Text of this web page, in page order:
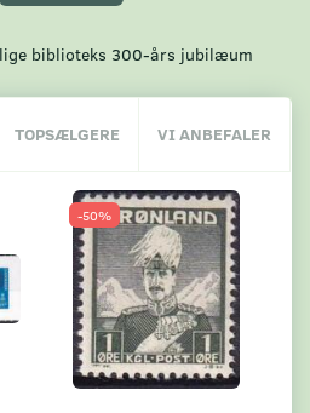
biblioteks 300-års jubilæum
TOPSÆLGERE VI ANBEFALER
-50%